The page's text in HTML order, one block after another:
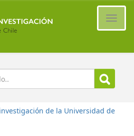
de la Universidad de